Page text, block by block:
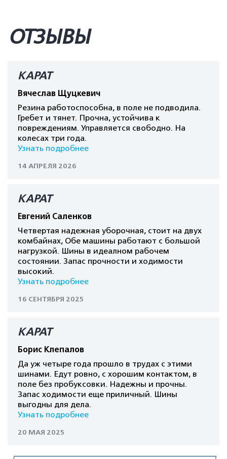
ОТЗЫВЫ
КАРАТ
Вячеслав Щуцкевич
Резина работоспособна, в поле не подводила.
Гребет и тянет. Прочна, устойчива к
повреждениям. Управляется свободно. На
колесах три года.
Узнать подробнее
14 АПРЕЛЯ 2026
КАРАТ
Евгений Саленков
Четвертая надежная уборочная, стоит на двух
комбайнах, Обе машины работают с большой
нагрузкой. Шины в идеалном рабочем
состоянии. Запас прочности и ходимости
высокий.
Узнать подробнее
16 СЕНТЯБРЯ 2025
КАРАТ
Борис Клепалов
Да уж четыре года прошло в трудах с этими
шинами. Едут ровно, с хорошим контактом, в
поле без пробуксовки. Надежны и прочны.
Запас ходимости еще приличный. Шины
выгодны для дела.
Узнать подробнее
20 МАЯ 2025